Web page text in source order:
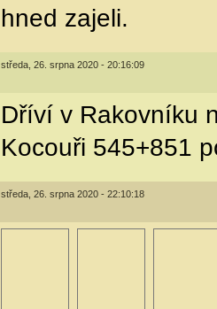
hned zajeli.
středa, 26. srpna 2020 - 20:16:09
Dříví v Rakovníku
Kocouři 545+851
středa, 26. srpna 2020 - 22:10:18